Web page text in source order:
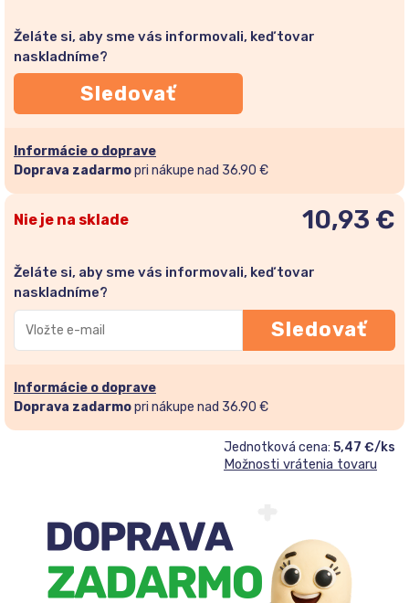
Želáte si, aby sme vás informovali, keď tovar
naskladníme?
Sledovať
Informácie o doprave
Doprava zadarmopri nákupe nad 36.90 €
Nie je na sklade 10,93 €
Želáte si, aby sme vás informovali, keď tovar
naskladníme?
mailovú
adresu
a
čakateľov
Sledovať
Informácie o doprave
Doprava zadarmopri nákupe nad 36.90 €
Jednotková cena: 5,47 €/ks
Možnosti vrátenia tovaru